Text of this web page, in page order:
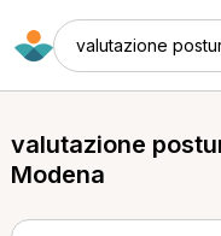
valutazione
valutazione
Modena